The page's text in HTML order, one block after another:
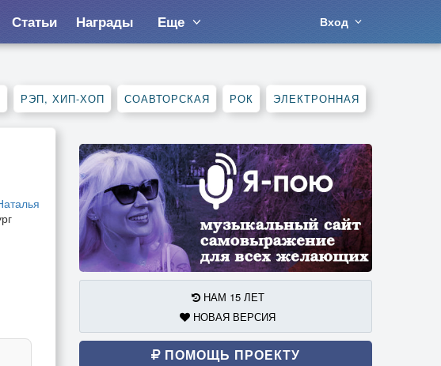
Статьи Награды Еще Вход
РЭП, ХИП-ХОП СОАВТОРСКАЯ РОК ЭЛЕКТРОННАЯ
НАМ 15 ЛЕТ
НОВАЯ ВЕРСИЯ
ПОМОЩЬ ПРОЕКТУ